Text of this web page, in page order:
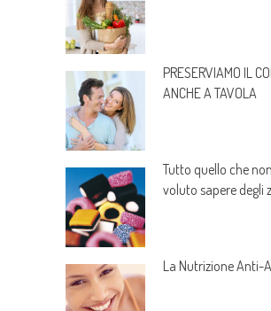
PRESERVIAMO IL
ANCHE A TAVOLA
Tutto quello che
voluto sapere degli
La Nutrizione Anti-